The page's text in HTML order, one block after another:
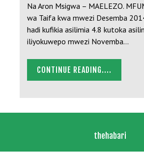
Na Aron Msigwa – MAELEZO.
wa Taifa kwa mwezi Desemba
hadi kufikia asilimia 4.8 kutoka
iliyokuwepo mwezi Novemba…
CONTINUE READING....
thehabari